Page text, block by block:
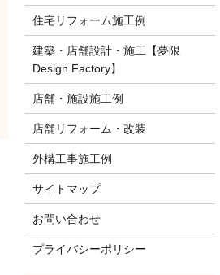
住宅リフォーム施工例
建築・店舗設計・施工【夢限
Design Factory】
店舗・施設施工例
店舗リフォーム・改装
外構工事施工例
サイトマップ
お問い合わせ
プライバシーポリシー